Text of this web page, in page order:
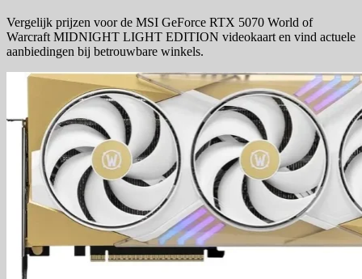
Vergelijk prijzen voor de MSI GeForce RTX 5070 World of
Warcraft MIDNIGHT LIGHT EDITION videokaart en vind actuele
aanbiedingen bij betrouwbare winkels.